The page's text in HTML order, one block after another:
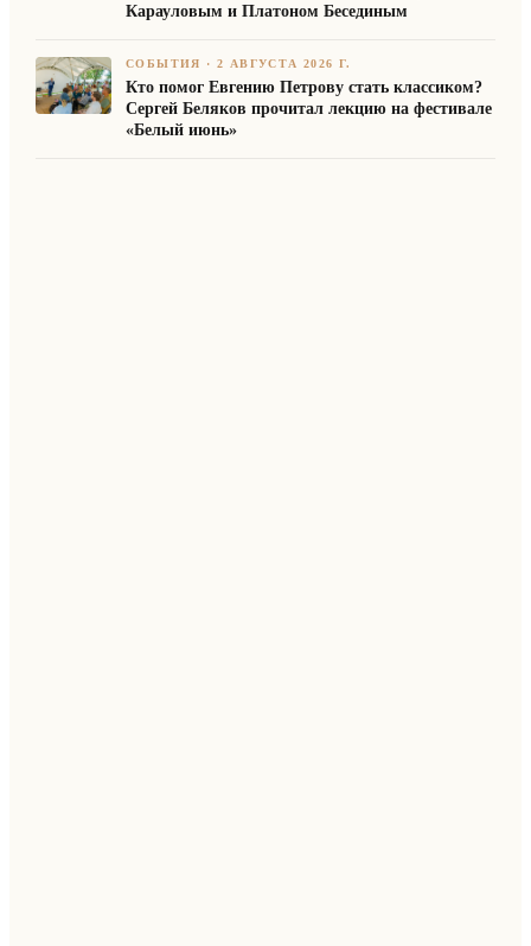
Карауловым и Платоном Бесединым
СОБЫТИЯ ·2 АВГУСТА 2026 Г.
Кто помог Евгению Петрову стать классиком?
Сергей Беляков прочитал лекцию на фестивале
«Белый июнь»